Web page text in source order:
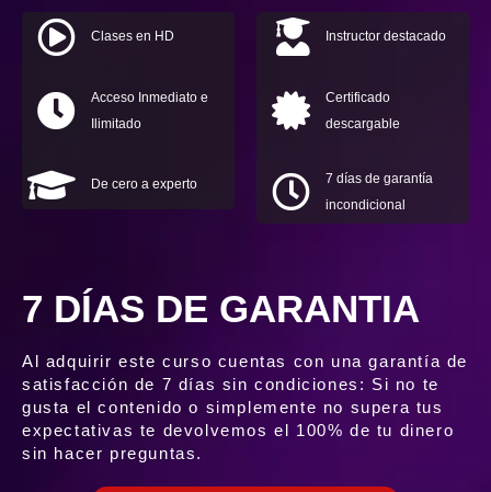
Clases en HD
Acceso Inmediato e
Ilimitado
De cero a experto
Instructor destacado
Certificado
descargable
7 días de garantía
incondicional
7 DÍAS DE GARANTIA
Al adquirir este curso cuentas con una garantía de
satisfacción de 7 días sin condiciones: Si no te
gusta el contenido o simplemente no supera tus
expectativas te devolvemos el 100% de tu dinero
sin hacer preguntas.